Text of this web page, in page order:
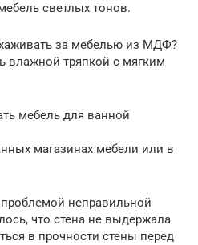
светлых тонов.
за мебелью из МДФ?
влажной тряпкой с мягким
мебель для ванной
магазинах мебели или в
неправильной
что стена не выдержала
в прочности стены перед